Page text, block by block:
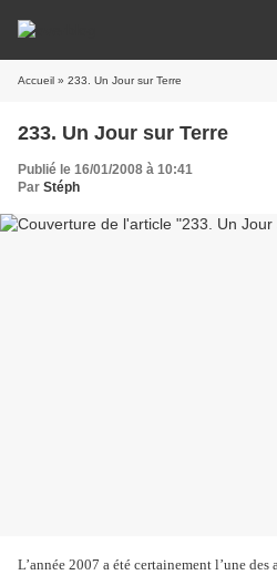
Accueil » 233. Un Jour sur Terre
233. Un Jour sur Terre
Publié le 16/01/2008 à 10:41
Par Stéph
L’année 2007 a été certainement l’une